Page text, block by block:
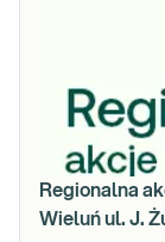
Regionalna
Wieluń ul. J.